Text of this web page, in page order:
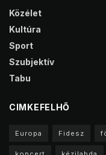
Közélet
Kultúra
Sport
Szubjektív
Tabu
CIMKEFELHŐ
Europa Fidesz